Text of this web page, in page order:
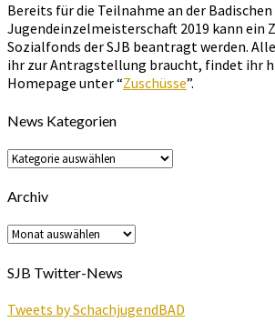
Bereits für die Teilnahme an der Badischen
Jugendeinzelmeisterschaft 2019 kann ein
Sozialfonds der SJB beantragt werden.
ihr zur Antragstellung braucht, findet ihr
Homepage unter “Zuschüsse”.
News Kategorien
News
Kategorien
Archiv
Archiv
SJB Twitter-News
Tweets by SchachjugendBAD